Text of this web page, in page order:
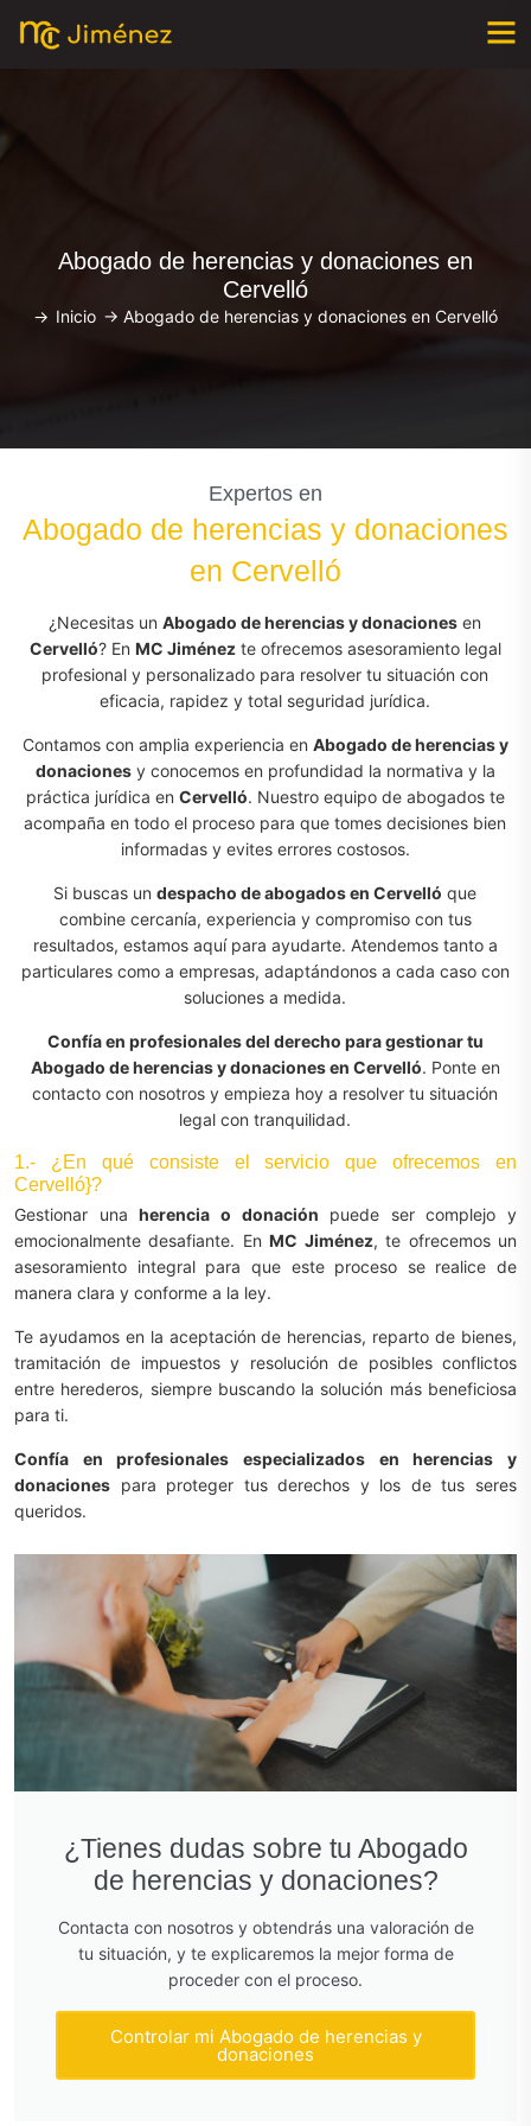
Abogado de herencias y donaciones en
Cervelló
-> Inicio -> Abogado de herencias y donaciones en Cervelló
Expertos en
Abogado de herencias y donaciones
en Cervelló
¿Necesitas unAbogado de herencias y donaciones en
Cervelló? En MC Jiménezte ofrecemos asesoramiento legal
profesional y personalizado para resolver tu situación con
eficacia, rapidez y total seguridad jurídica.
Contamos con amplia experiencia en Abogado de herencias y
donacionesy conocemos en profundidad la normativa y la
práctica jurídica en Cervelló. Nuestro equipo de abogados te
acompaña en todo el proceso para que tomes decisiones bien
informadas y evites errores costosos.
Si buscas undespacho de abogados en Cervelló que
combine cercanía, experiencia y compromiso con tus
resultados, estamos aquí para ayudarte. Atendemos tanto a
particulares como a empresas, adaptándonos a cada caso con
soluciones a medida.
Confía en profesionales del derecho para gestionar tu
Abogado de herencias y donaciones en Cervelló. Ponte en
contacto con nosotros y empieza hoy a resolver tu situación
legal con tranquilidad.
1.- ¿En qué consiste el servicio que ofrecemos en
Cervelló}?
Gestionar unaherencia o donación puede ser complejo y
emocionalmente desafiante. EnMC Jiménez, te ofrecemos un
asesoramiento integral para que este proceso se realice de
manera clara y conforme a la ley.
Te ayudamos en la aceptación de herencias, reparto de bienes,
tramitación de impuestos y resolución de posibles conflictos
entre herederos, siempre buscando la solución más beneficiosa
para ti.
Confía en profesionales especializados en herencias y
donaciones para proteger tus derechos y los de tus seres
queridos.
¿Tienes dudas sobre tu Abogado
de herencias y donaciones?
Contacta con nosotros y obtendrás una valoración de
tu situación, y te explicaremos la mejor forma de
proceder con el proceso.
Controlar mi Abogado de herencias y
donaciones